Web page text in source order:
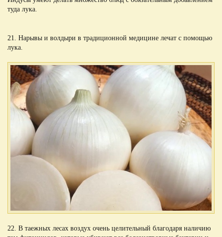
туда лука.
21. Нарывы и волдыри в традиционной медицине лечат с помощью
лука.
22. В таежных лесах воздух очень целительный благодаря наличию